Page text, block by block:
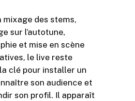
mixage des stems,
sur l’autotune,
et mise en scène
le live reste
clé pour installer un
son audience et
son profil. Il apparaît